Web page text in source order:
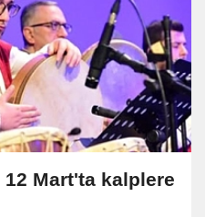
Mart'ta kalplere